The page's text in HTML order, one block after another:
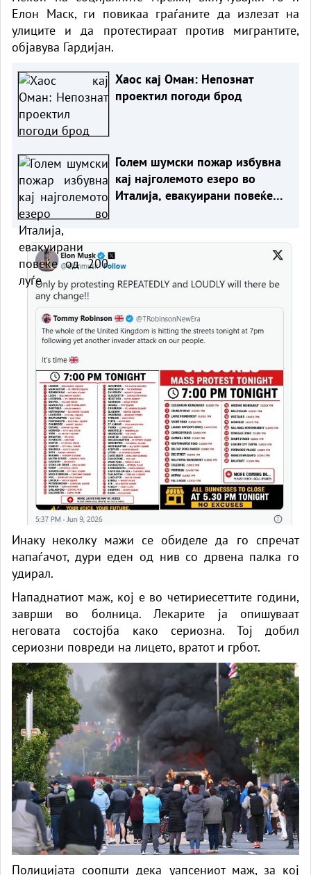
Елон Маск, ги повикаа граѓаните да излезат на
улиците и да протестираат против мигрантите,
објавува Гардијан.
Хаос кај Оман: Непознат
проектил погоди брод
Голем шумски пожар избувна
кај најголемото езеро во
Италија, евакуирани повеќе
Инаку неколку мажи се обиделе да го спречат
напаѓачот, дури еден од нив со дрвена палка го
удирал.
Нападнатиот маж, кој е во четириесеттите години,
заврши во болница. Лекарите ја опишуваат
неговата состојба како сериозна. Тој добил
сериозни повреди на лицето, вратот и грбот.
Полицијата соопшти дека уапсениот маж, за кој